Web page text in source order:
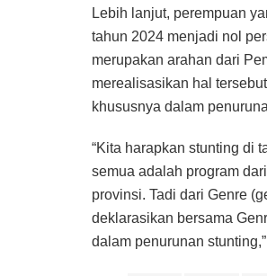
Lebih lanjut, perempuan
tahun 2024 menjadi nol
merupakan arahan dari
merealisasikan hal
khususnya dalam
“Kita harapkan stunting di
semua adalah program
provinsi. Tadi dari Genre
deklarasikan bersama
dalam penurunan